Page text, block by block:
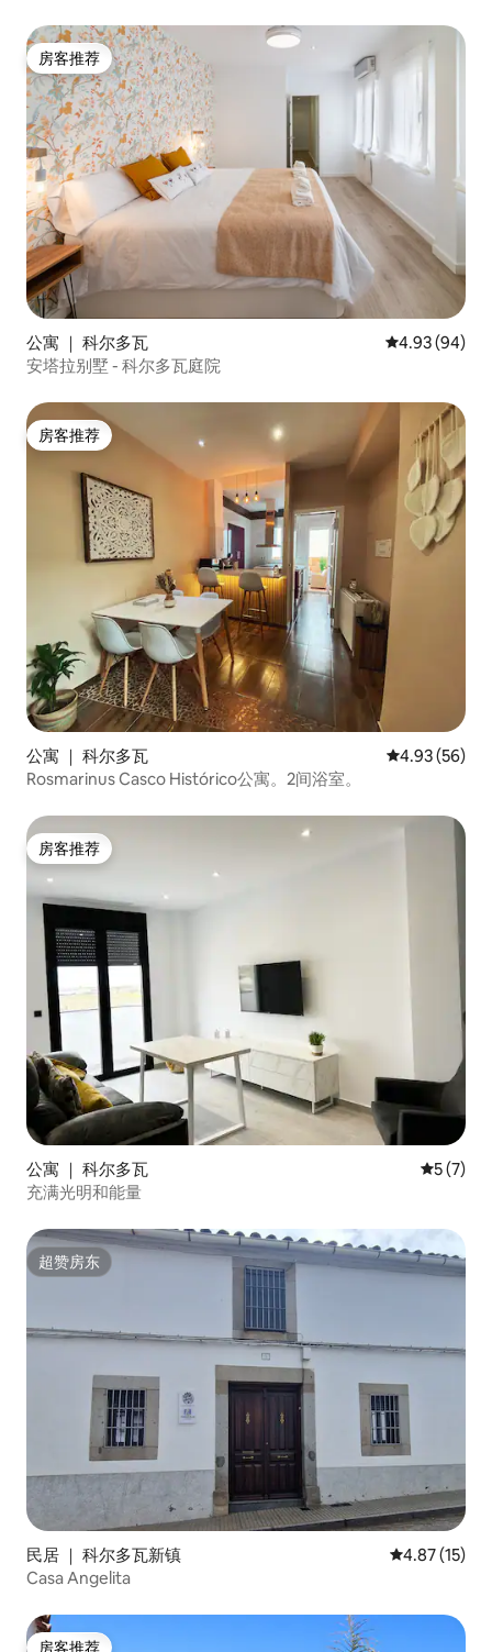
房客推荐
房客推荐
公寓 ｜ 科尔多瓦 平均评分 4.93
4.93 (94)
安塔拉别墅 - 科尔多瓦庭院
房客推荐
房客推荐
公寓 ｜ 科尔多瓦 平均评分
4.93 (56)
Rosmarinus Casco Histórico公寓。2间浴室。
房客推荐
房客推荐
公寓 ｜ 科尔多瓦 平均评分
5 (7)
充满光明和能量
超赞房东
超赞房东
民居 ｜ 科尔多瓦新镇 平均评分
4.87 (15)
Casa Angelita
房客推荐